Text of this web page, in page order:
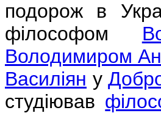
подорож в
філософом
Володимиром
Василіян у
студіював